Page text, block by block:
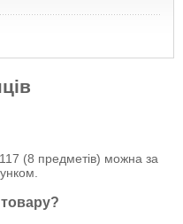
(8 предметів) можна за